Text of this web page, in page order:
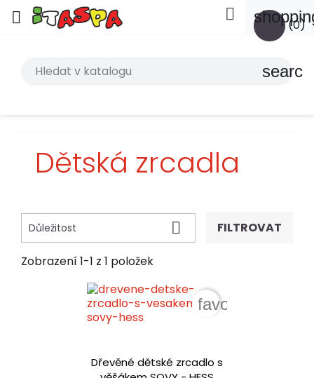
 (0)

search
Dětská zrcadla
Důležitost  FILTROVAT
Zobrazení 1-1 z 1 položek
Dřevěné dětské zrcadlo s
favorite_border